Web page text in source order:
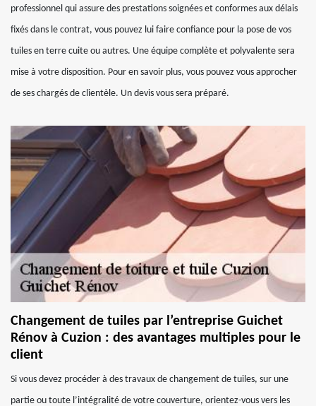
professionnel qui assure des prestations soignées et conformes aux délais
fixés dans le contrat, vous pouvez lui faire confiance pour la pose de vos
tuiles en terre cuite ou autres. Une équipe complète et polyvalente sera
mise à votre disposition. Pour en savoir plus, vous pouvez vous approcher
de ses chargés de clientèle. Un devis vous sera préparé.
Changement de tuiles par l’entreprise Guichet
Rénov à Cuzion : des avantages multiples pour le
client
Si vous devez procéder à des travaux de changement de tuiles, sur une
partie ou toute l’intégralité de votre couverture, orientez-vous vers les